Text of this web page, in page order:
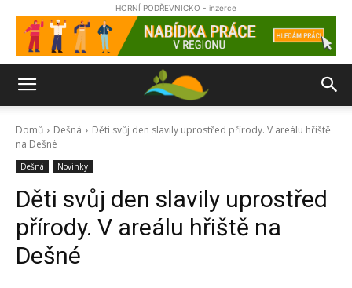
HORNÍ PODŘEVNICKO - inzerce
Domů Dešná
Děti svůj den slavily uprostřed přírody. V areálu hřiště
na Dešné
Dešná Novinky
Děti svůj den slavily uprostřed
přírody. V areálu hřiště na
Dešné